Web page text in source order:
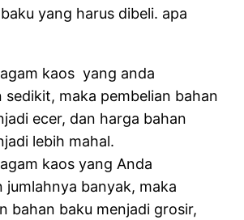
yang harus dibeli. apa
kaos yang anda
sedikit, maka pembelian bahan
ecer, dan harga bahan
lebih mahal.
kaos yang Anda
jumlahnya banyak, maka
bahan baku menjadi grosir,